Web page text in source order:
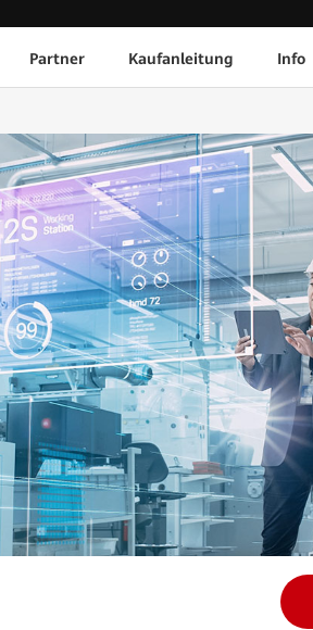
Partner Kaufanleitung Info